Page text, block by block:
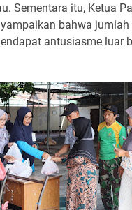
Sementara itu, Ketua
bahwa
antusiasme luar